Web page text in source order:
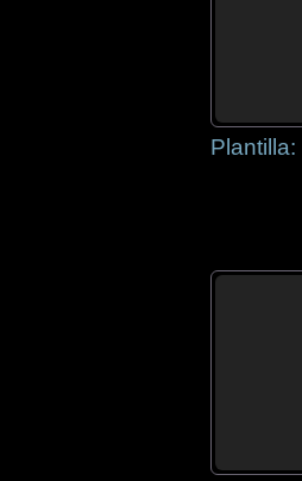
Plantilla: